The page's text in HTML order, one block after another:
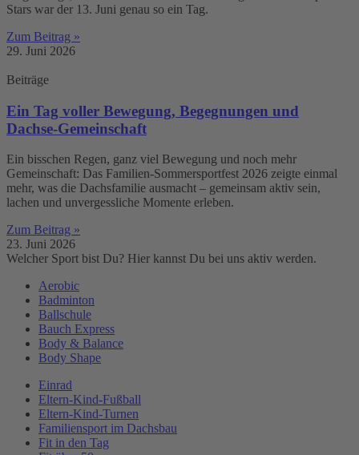
Stars war der 13. Juni genau so ein Tag.
Zum Beitrag »
29. Juni 2026
Beiträge
Ein Tag voller Bewegung, Begegnungen und
Dachse-Gemeinschaft
Ein bisschen Regen, ganz viel Bewegung und noch mehr
Gemeinschaft: Das Familien-Sommersportfest 2026 zeigte einmal
mehr, was die Dachsfamilie ausmacht – gemeinsam aktiv sein,
lachen und unvergessliche Momente erleben.
Zum Beitrag »
23. Juni 2026
Welcher Sport bist Du? Hier kannst Du bei uns aktiv werden.
Aerobic
Badminton
Ballschule
Bauch Express
Body & Balance
Body Shape
Einrad
Eltern-Kind-Fußball
Eltern-Kind-Turnen
Familiensport im Dachsbau
Fit in den Tag